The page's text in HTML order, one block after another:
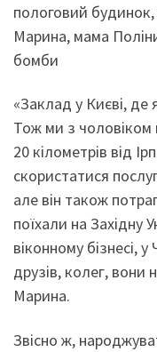
пологовий
Марина, мама
бомби
«Заклад у Києві,
Тож ми з чоловіком
20 кілометрів від
скористатися
але він також
поїхали на Західну
віконному бізнесі,
друзів, колег, вони
Марина.
Звісно ж,